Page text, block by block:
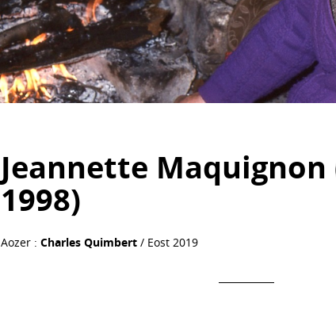
Jeannette Maquignon
1998)
Aozer :Charles Quimbert / Eost 2019